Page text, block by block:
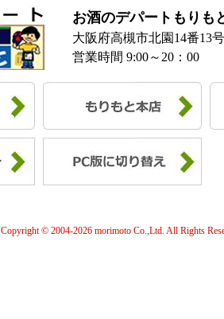
お酒のデパートもりも
大阪府高槻市北園14番13
営業時間 9:00～20：00
Copyright © 2004-2026 morimoto Co.,Ltd. All Rights